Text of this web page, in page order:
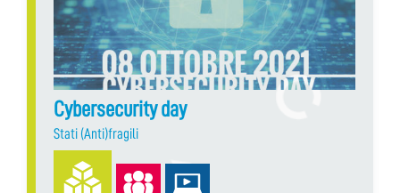
Cybersecurity day
Stati (Anti)fragili